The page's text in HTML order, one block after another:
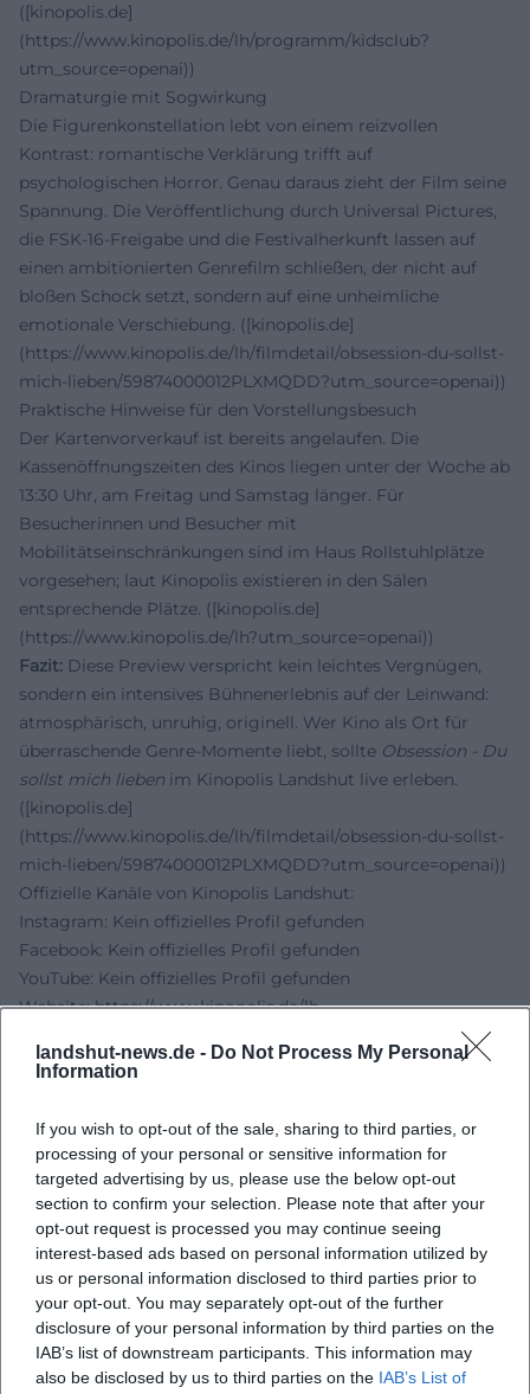
landshut-news.de - Do Not Process My Personal
Information
If you wish to opt-out of the sale, sharing to third parties, or
processing of your personal or sensitive information for
targeted advertising by us, please use the below opt-out
section to confirm your selection. Please note that after your
opt-out request is processed you may continue seeing
interest-based ads based on personal information utilized by
us or personal information disclosed to third parties prior to
your opt-out. You may separately opt-out of the further
disclosure of your personal information by third parties on the
IAB’s list of downstream participants. This information may
also be disclosed by us to third parties on the IAB’s List of
([kinopolis.de]
(https://www.kinopolis.de/lh/programm/kidsclub?
utm_source=openai))
Dramaturgie mit Sogwirkung
Die Figurenkonstellation lebt von einem reizvollen
Kontrast: romantische Verklärung trifft auf
psychologischen Horror. Genau daraus zieht der Film seine
Spannung. Die Veröffentlichung durch Universal Pictures,
die FSK-16-Freigabe und die Festivalherkunft lassen auf
einen ambitionierten Genrefilm schließen, der nicht auf
bloßen Schock setzt, sondern auf eine unheimliche
emotionale Verschiebung. ([kinopolis.de]
(https://www.kinopolis.de/lh/filmdetail/obsession-du-sollst-
mich-lieben/59874000012PLXMQDD?utm_source=openai))
Praktische Hinweise für den Vorstellungsbesuch
Der Kartenvorverkauf ist bereits angelaufen. Die
Kassenöffnungszeiten des Kinos liegen unter der Woche ab
13:30 Uhr, am Freitag und Samstag länger. Für
Besucherinnen und Besucher mit
Mobilitätseinschränkungen sind im Haus Rollstuhlplätze
vorgesehen; laut Kinopolis existieren in den Sälen
entsprechende Plätze. ([kinopolis.de]
(https://www.kinopolis.de/lh?utm_source=openai))
Fazit: Diese Preview verspricht kein leichtes Vergnügen,
sondern ein intensives Bühnenerlebnis auf der Leinwand:
atmosphärisch, unruhig, originell. Wer Kino als Ort für
überraschende Genre-Momente liebt, sollte Obsession - Du
sollst mich lieben im Kinopolis Landshut live erleben.
([kinopolis.de]
(https://www.kinopolis.de/lh/filmdetail/obsession-du-sollst-
mich-lieben/59874000012PLXMQDD?utm_source=openai))
Offizielle Kanäle von Kinopolis Landshut:
Instagram: Kein offizielles Profil gefunden
Facebook: Kein offizielles Profil gefunden
YouTube: Kein offizielles Profil gefunden
Website:https://www.kinopolis.de/lh
KINOPOLIS Landshut - Obsession - Du sollst mich lieben
Parken
KINOPOLIS Landshut - FAQs und Barrierefreiheit
Stadt Landshut - Preview Obsession Du sollst mich lieben